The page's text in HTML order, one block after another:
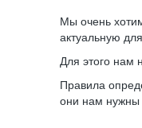
Мы очень
актуальную
Для этого нам
Правила
они нам нужны